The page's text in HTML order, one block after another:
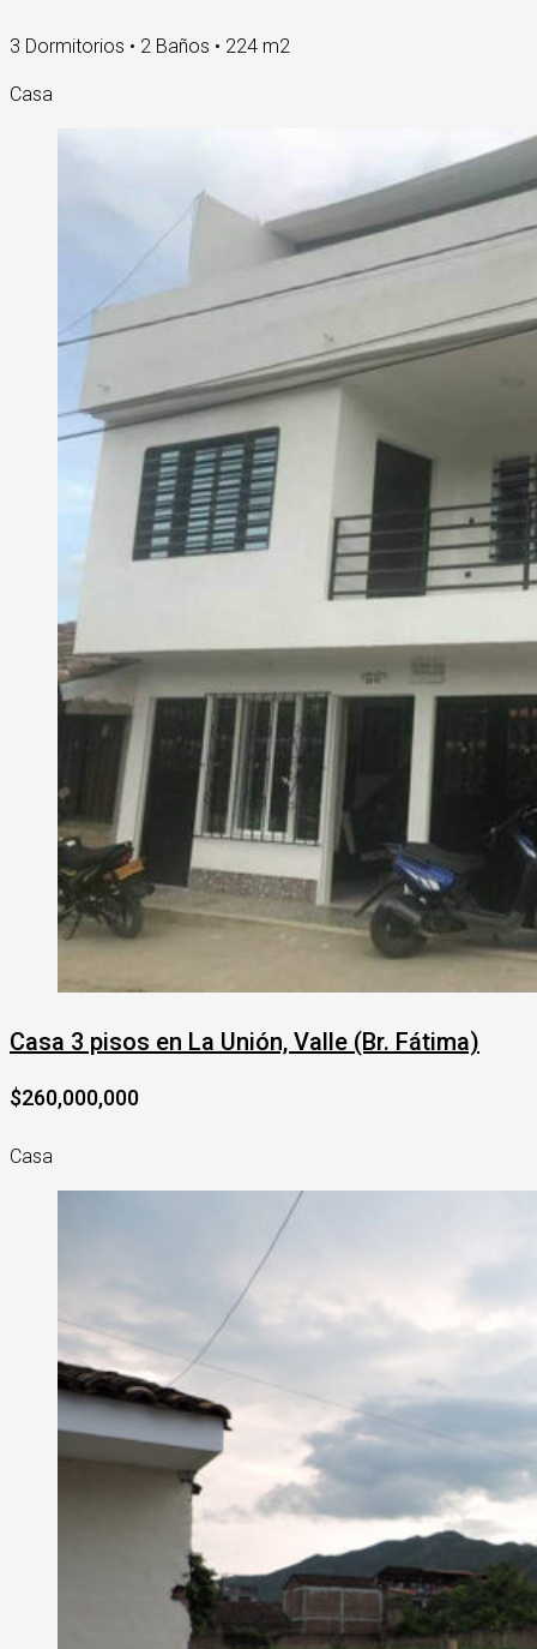
3 Dormitorios • 2 Baños • 224 m2
Casa
Casa 3 pisos en La Unión, Valle (Br. Fátima)
$260,000,000
Casa